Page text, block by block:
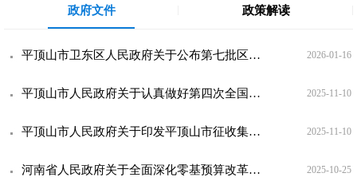
政府文件 政策解读
平顶山市卫东区人民政府关于公布第七批区级非物质文化遗产代表性项目名录和扩展项目名录的通知 2026-01-16
​平顶山市人民政府关于认真做好第四次全国农业普查工作的通知 2025-11-10
平顶山市人民政府关于印发平顶山市征收集体土地地上附着物和青苗补偿标准的通知 2025-11-10
河南省人民政府关于全面深化零基预算改革的意见 2025-10-25